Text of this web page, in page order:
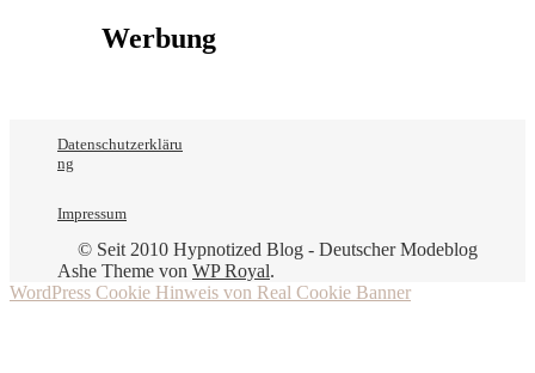
Werbung
Datenschutzerkläru
ng
Impressum
© Seit 2010 Hypnotized Blog - Deutscher Modeblog
Ashe Theme von WP Royal.
WordPress Cookie Hinweis von Real Cookie Banner